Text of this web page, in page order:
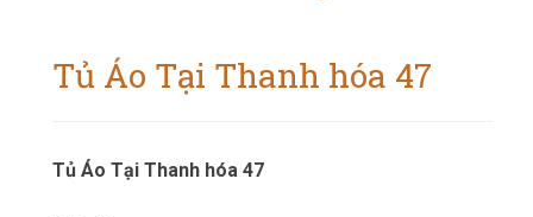
Tủ Áo Tại Thanh hóa 47
Tủ Áo Tại Thanh hóa 47